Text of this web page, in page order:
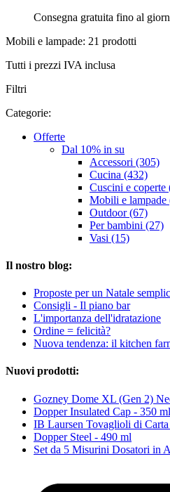
Consegna gratuita fino al
Mobili e lampade: 21 prodotti
Tutti i prezzi IVA inclusa
Filtri
Categorie:
Offerte
Dal 10% in su
Accessori (305)
Cucina (432)
Cuscini e coperte
Mobili e lampade
Outdoor (67)
Per bambini (27)
Vasi (15)
Il nostro blog:
Proposte per un Natale
Consigli - Il piano bar
L'importanza dell'idratazione
Ordine = felicità?
Nuova tendenza: il kitchen
Nuovi prodotti:
Gozney Dome XL (Gen 2)
Dopper Insulated Cap - 350 ml
IB Laursen Tovaglioli di
Dopper Steel - 490 ml
Set da 5 Misurini Dosatori in